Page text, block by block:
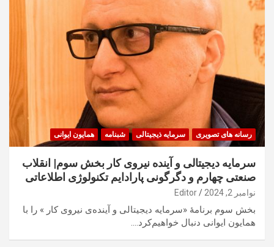
رسانه های تصویری سرمایه ذیجیتالی شبنامه همایون ایوانی
سرمایه دیجیتالی و آینده‌ نیروی کار بخش سوم| انقلاب
صنعتی چهارم و دگرگونی پارادایم تکنولوژی اطلاعاتی
نوامبر 2, 2024 Editor
بخش سوم برنامهٔ «سرمایه دیجیتالی و آینده‌ی نیروی کار » را با
همایون ایوانی دنبال خواهیم‌کرد.…